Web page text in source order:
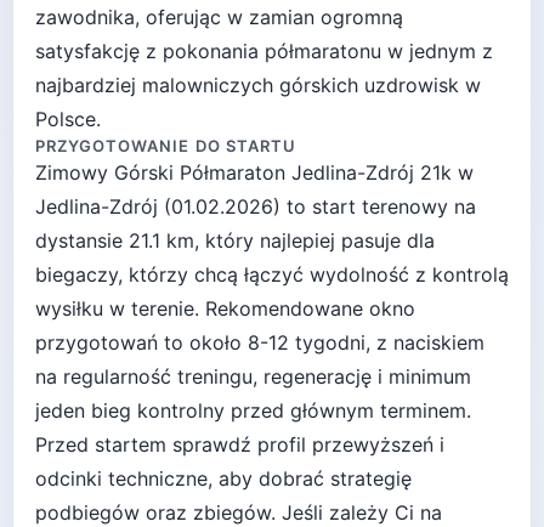
zawodnika, oferując w zamian ogromną
satysfakcję z pokonania półmaratonu w jednym z
najbardziej malowniczych górskich uzdrowisk w
Polsce.
PRZYGOTOWANIE DO STARTU
Zimowy Górski Półmaraton Jedlina-Zdrój 21k w
Jedlina-Zdrój (01.02.2026) to start terenowy na
dystansie 21.1 km, który najlepiej pasuje dla
biegaczy, którzy chcą łączyć wydolność z kontrolą
wysiłku w terenie. Rekomendowane okno
przygotowań to około 8-12 tygodni, z naciskiem
na regularność treningu, regenerację i minimum
jeden bieg kontrolny przed głównym terminem.
Przed startem sprawdź profil przewyższeń i
odcinki techniczne, aby dobrać strategię
podbiegów oraz zbiegów. Jeśli zależy Ci na